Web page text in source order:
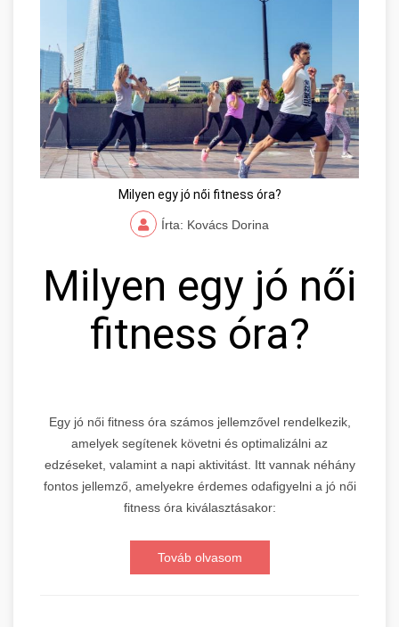
Milyen egy jó női fitness óra?
Írta: Kovács Dorina
Milyen egy jó női
fitness óra?
Egy jó női fitness óra számos jellemzővel rendelkezik,
amelyek segítenek követni és optimalizálni az
edzéseket, valamint a napi aktivitást. Itt vannak néhány
fontos jellemző, amelyekre érdemes odafigyelni a jó női
fitness óra kiválasztásakor:
Továb olvasom